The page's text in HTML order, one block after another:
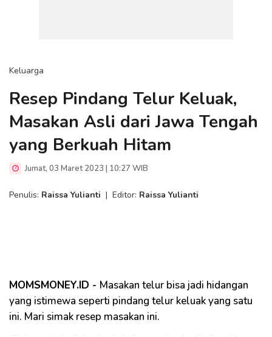
Keluarga
Resep Pindang Telur Keluak,
Masakan Asli dari Jawa Tengah
yang Berkuah Hitam
Jumat, 03 Maret 2023 | 10:27 WIB
Penulis: Raissa Yulianti | Editor: Raissa Yulianti
MOMSMONEY.ID - Masakan telur bisa jadi hidangan
yang istimewa seperti pindang telur keluak yang satu
ini. Mari simak resep masakan ini.